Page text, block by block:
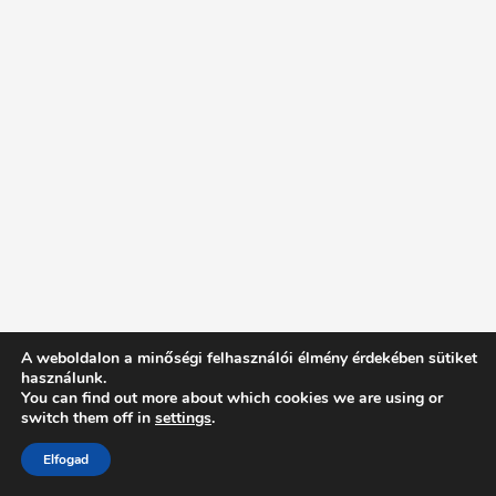
Intentionally Blank - Proudly powered by WordPress
A weboldalon a minőségi felhasználói élmény érdekében sütiket
használunk.
You can find out more about which cookies we are using or
switch them off in settings.
Elfogad